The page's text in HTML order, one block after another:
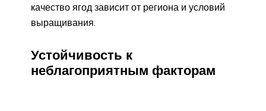
качество ягод зависит от региона и условий
выращивания.
Устойчивость к
неблагоприятным факторам